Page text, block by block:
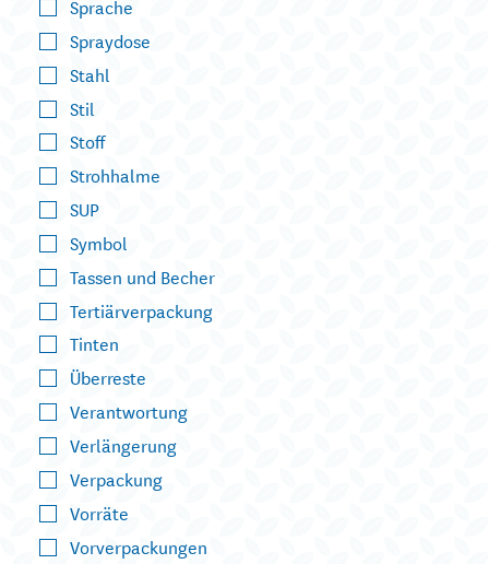
Sprache
Spraydose
Stahl
Stil
Stoff
Strohhalme
SUP
Symbol
Tassen und Becher
Tertiärverpackung
Tinten
Überreste
Verantwortung
Verlängerung
Verpackung
Vorräte
Vorverpackungen